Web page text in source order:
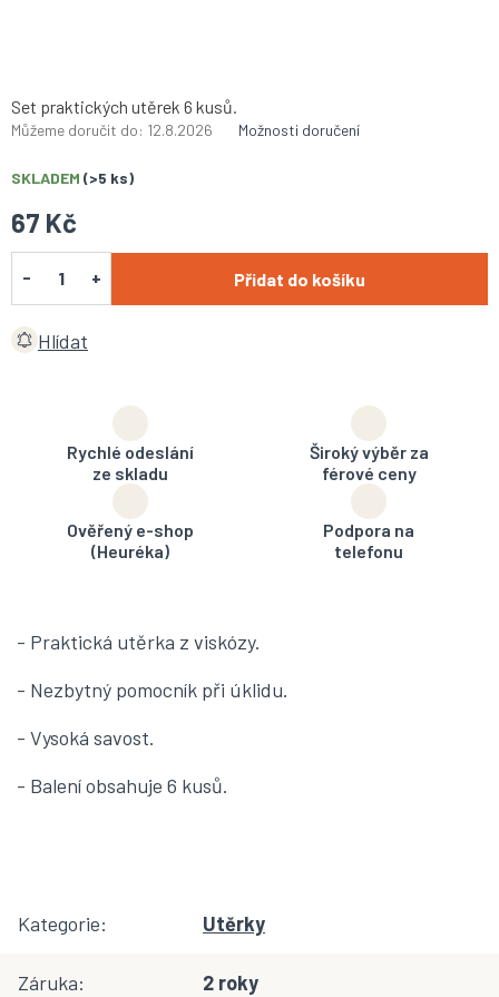
67 Kč
SKLADEM (>5 ks)
Můžeme doručit do: 12.8.2026 Možnosti doručení
Přidat do košíku
Set praktických utěrek 6 kusů.
Hlídat
Rychlé odeslání
ze skladu
Široký výběr za
férové ceny
Ověřený e-shop
(Heuréka)
Podpora na
telefonu
- Praktická utěrka z viskózy.
- Nezbytný pomocník při úklidu.
- Vysoká savost.
- Balení obsahuje 6 kusů.
Kategorie: Utěrky
Záruka: 2 roky